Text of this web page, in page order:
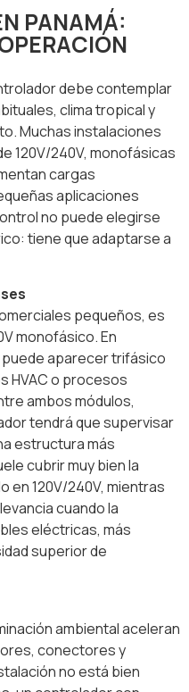
PANAMÁ:
debe contemplar
clima tropical y
Muchas instalaciones
120V/240V, monofásicas
cargas
aplicaciones
no puede elegirse
tiene que adaptarse a
pequeños, es
monofásico. En
aparecer trifásico
HVAC o procesos
ambos módulos,
tendrá que supervisar
estructura más
cubrir muy bien la
en 120V/240V, mientras
cuando la
eléctricas, más
superior de
ambiental aceleran
conectores y
no está bien